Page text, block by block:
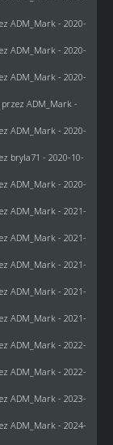
ADM_Mark- 2020-
ADM_Mark- 2020-
ADM_Mark- 2020-
ADM_Mark-
ADM_Mark- 2020-
bryla71 - 2020-10-
ADM_Mark- 2020-
ADM_Mark- 2021-
ADM_Mark- 2021-
ADM_Mark- 2021-
ADM_Mark- 2021-
ADM_Mark- 2021-
ADM_Mark- 2022-
ADM_Mark- 2022-
ADM_Mark- 2023-
ADM_Mark- 2024-